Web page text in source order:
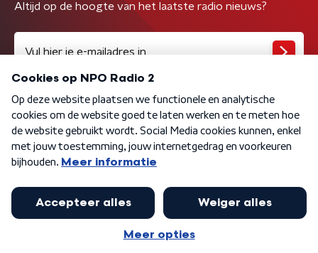
Altijd op de hoogte van het laatste radio nieuws?
Algemene voorwaarden